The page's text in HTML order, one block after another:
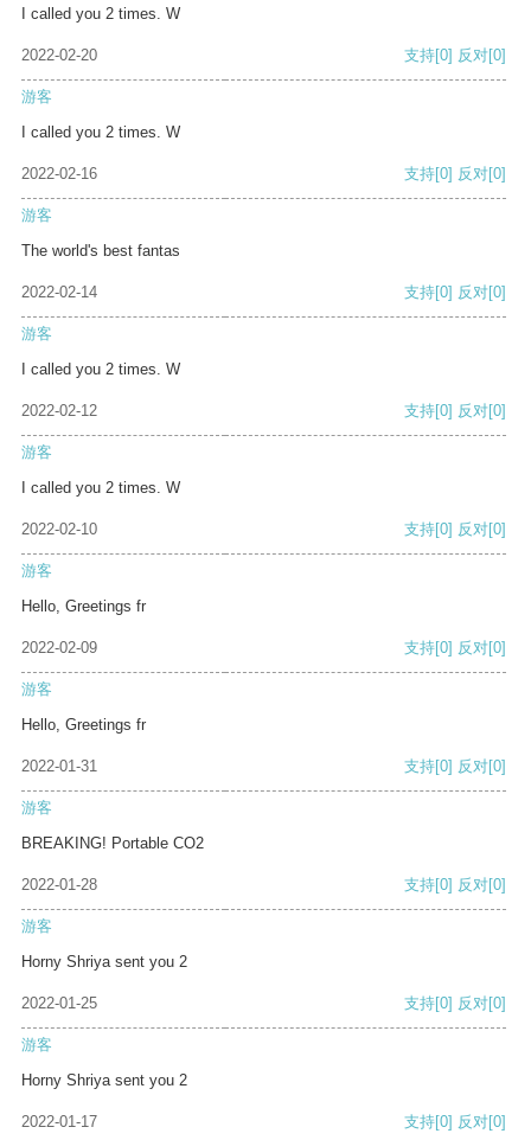
I called you 2 times. W
2022-02-20 支持[0] 反对[0]
游客
I called you 2 times. W
2022-02-16 支持[0] 反对[0]
游客
The world's best fantas
2022-02-14 支持[0] 反对[0]
游客
I called you 2 times. W
2022-02-12 支持[0] 反对[0]
游客
I called you 2 times. W
2022-02-10 支持[0] 反对[0]
游客
Hello, Greetings fr
2022-02-09 支持[0] 反对[0]
游客
Hello, Greetings fr
2022-01-31 支持[0] 反对[0]
游客
BREAKING! Portable CO2
2022-01-28 支持[0] 反对[0]
游客
Horny Shriya sent you 2
2022-01-25 支持[0] 反对[0]
游客
Horny Shriya sent you 2
2022-01-17 支持[0] 反对[0]